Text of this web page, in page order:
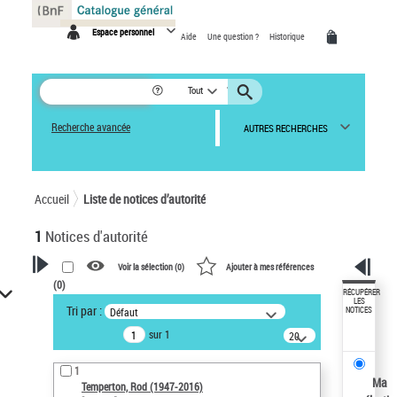
Espace personnel Aide Une question ? Historique
Tout
Recherche avancée AUTRES RECHERCHES
Accueil Liste de notices d’autorité
1 Notices d'autorité
VOTRE RECHERCHE
Recherche avancée dans les
notices d’autorité
Œuvres liées à l'auteur :
Temperton, Rod (1947-2016)
Voir la sélection (0) Ajouter à mes références
(0)
Tri par : Défaut
sur 1
20
résultats/page
1
Temperton, Rod (1947-2016)
RÉCUPÉRER
LES
NOTICES
Ma
Panneau de gestion des cookies